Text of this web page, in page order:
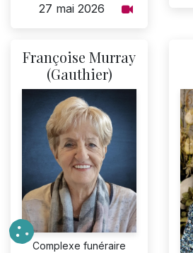
27 mai 2026
Françoise Murray
(Gauthier)
Complexe funéraire